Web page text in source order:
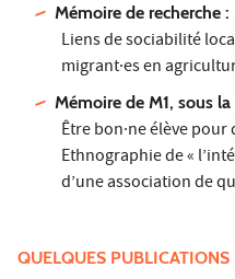
Mémoire de recherche :
Liens de sociabilité
migrant·es en
Mémoire de M1, sous
Être bon·ne élève pour
Ethnographie de «
d’une association de
QUELQUES PUBLICATIONS